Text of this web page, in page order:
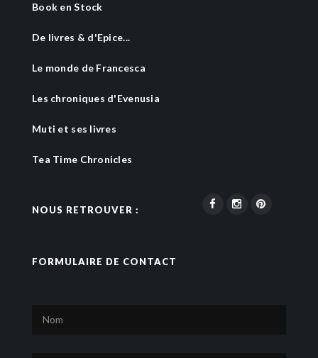
Book en Stock
De livres & d'Epice...
Le monde de Francesca
Les chroniques d'Evenusia
Muti et ses livres
Tea Time Chronicles
NOUS RETROUVER :
FORMULAIRE DE CONTACT